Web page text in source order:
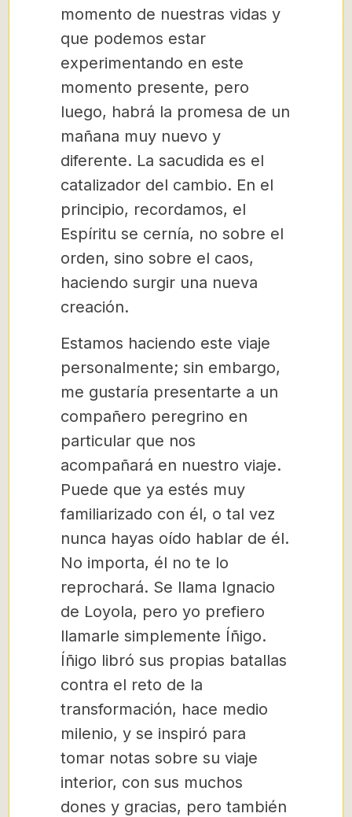
momento de nuestras vidas y
que podemos estar
experimentando en este
momento presente, pero
luego, habrá la promesa de un
mañana muy nuevo y
diferente. La sacudida es el
catalizador del cambio. En el
principio, recordamos, el
Espíritu se cernía, no sobre el
orden, sino sobre el caos,
haciendo surgir una nueva
creación.
Estamos haciendo este viaje
personalmente; sin embargo,
me gustaría presentarte a un
compañero peregrino en
particular que nos
acompañará en nuestro viaje.
Puede que ya estés muy
familiarizado con él, o tal vez
nunca hayas oído hablar de él.
No importa, él no te lo
reprochará. Se llama Ignacio
de Loyola, pero yo prefiero
llamarle simplemente Íñigo.
Íñigo libró sus propias batallas
contra el reto de la
transformación, hace medio
milenio, y se inspiró para
tomar notas sobre su viaje
interior, con sus muchos
dones y gracias, pero también